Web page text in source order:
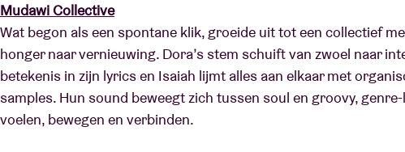
Mudawi Collective
Wat begon als een spontane klik, groeide uit tot een collectief
honger naar vernieuwing. Dora’s stem schuift van zwoel naar
betekenis in zijn lyrics en Isaiah lijmt alles aan elkaar met
samples. Hun sound beweegt zich tussen soul en groovy,
voelen, bewegen en verbinden.